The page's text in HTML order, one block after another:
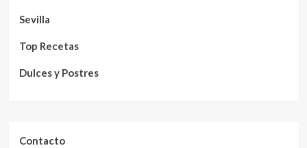
Sevilla
Top Recetas
Dulces y Postres
Contacto